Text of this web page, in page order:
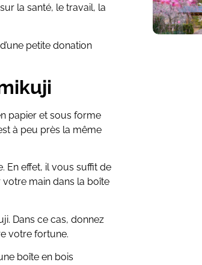
la santé, le travail, la
petite donation
papier et sous forme
à peu près la même
En effet, il vous suffit de
main dans la boîte
Dans ce cas, donnez
votre fortune.
boîte en bois